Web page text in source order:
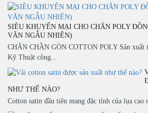
SIÊU KHUYẾN MẠI CHO CHĂN POLY
VĂN NGẪU NHIÊN)
CHĂN CHẦN GÒN COTTON POLY Sản
Kỹ Thuật công...
NHƯ THẾ NÀO?
Cotton satin đầu tiên mang đặc tính của lụa cao